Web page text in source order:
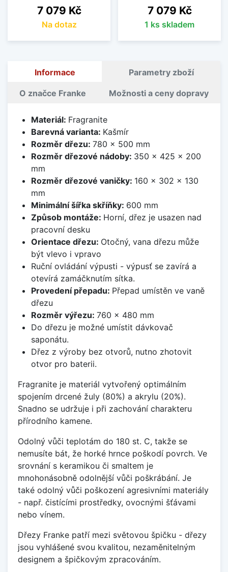
Cena
7 079 Kč
Na dotaz
Cena
7 079 Kč
1 ks skladem
Informace Parametry zboží
O značce Franke Možnosti a ceny dopravy
Materiál: Fragranite
Barevná varianta: Kašmír
Rozměr dřezu: 780 x 500 mm
Rozměr dřezové nádoby: 350 x 425 x 200
mm
Rozměr dřezové vaničky: 160 x 302 x 130
mm
Minimální šířka skříňky: 600 mm
Způsob montáže: Horní, dřez je usazen nad
pracovní desku
Orientace dřezu: Otočný, vana dřezu může
být vlevo i vpravo
Ruční ovládání výpusti - výpusť se zavírá a
otevírá zamáčknutím sítka.
Provedení přepadu: Přepad umístěn ve vaně
dřezu
Rozměr výřezu: 760 x 480 mm
Do dřezu je možné umístit dávkovač
saponátu.
Dřez z výroby bez otvorů, nutno zhotovit
otvor pro baterii.
Fragranite je materiál vytvořený optimálním
spojením drcené žuly (80%) a akrylu (20%).
Snadno se udržuje i při zachování charakteru
přírodního kamene.
Odolný vůči teplotám do 180 st. C, takže se
nemusíte bát, že horké hrnce poškodí povrch. Ve
srovnání s keramikou či smaltem je
mnohonásobně odolnější vůči poškrábání. Je
také odolný vůči poškození agresivními materiály
- např. čistícími prostředky, ovocnými šťávami
nebo vínem.
Dřezy Franke patří mezi světovou špičku - dřezy
jsou vyhlášené svou kvalitou, nezaměnitelným
designem a špičkovým zpracováním.